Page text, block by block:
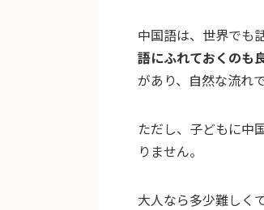
中国語は、世界でも
語にふれておくのも
があり、自然な流れ
ただし、子どもに中
りません。
大人なら多少難しく